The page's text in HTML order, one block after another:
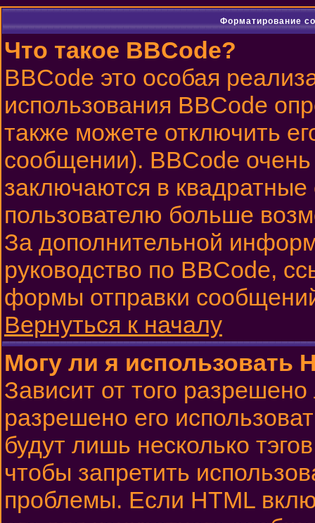
Форматирование
Что такое BBCode?
BBCode это особая
использования BBCode
также можете отключить
сообщении). BBCode
заключаются в
пользователю больше
За дополнительной
руководство по BBCode,
формы отправки
Вернуться к началу
Могу ли я использовать
Зависит от того
разрешено его
будут лишь несколько
чтобы запретить
проблемы. Если HTML